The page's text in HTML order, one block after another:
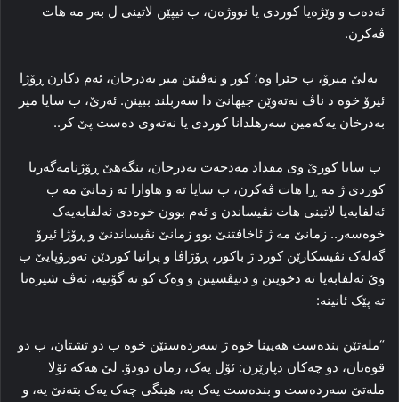
ئه‌ده‌ب و وێژه‌یا کوردی یا نووژه‌ن، ب تیپێن لاتینی ل به‌ر مه‌ هات
ڤه‌کرن.
به‌لێ میرۆ، ب خێرا وه‌؛ کور و نه‌ڤیێن میر به‌درخان، ئه‌م دکارن ڕۆژا
ئیرۆ خوه‌ د ناڤ نه‌ته‌وێن جیهانێ دا سه‌ربلند ببینن. ئه‌رێ، ب سایا میر
به‌درخان یه‌که‌مین سه‌رهلدانا کوردی یا نه‌ته‌وی ده‌ست پێ کر..
ب سایا کورێ وی مقداد مه‌دحه‌ت به‌درخان، بنگه‌هێ ڕۆژنامه‌گه‌ریا
کوردی ژ مه‌ ڕا هات ڤه‌کرن، ب سایا ته‌ و هاوارا ته‌ زمانێ مه‌ ب
ئه‌لفابه‌یا لاتینی هات نڤیساندن و ئه‌م بوون خوه‌دی ئه‌لفابه‌یه‌ک
خوه‌سه‌ر.. زمانێ مه‌ ژ ئاخافتنێ بوو زمانێ نڤیساندنێ و ڕۆژا ئیرۆ
گه‌له‌ک نڤیسکارێن کورد ژ باکور، ڕۆژاڤا و پرانیا کوردێن ئه‌ورۆپایێ ب
وێ ئه‌لفابه‌یا ته‌ دخوینن و دنیڤسینن و وه‌ک کو ته‌ گۆتیه‌، ئه‌ڤ شیره‌تا
ته‌ پێک ئانینه‌:
“مله‌تێن بنده‌ست هه‌یینا خوه‌ ژ سه‌رده‌ستێن خوه‌ ب دو تشتان، ب دو
قوه‌تان، دو چه‌کان دپارێزن: ئۆل یه‌ک، زمان دودۆ. لێ هه‌که‌ ئۆلا
مله‌تێ سه‌رده‌ست و بنده‌ست یه‌ک به‌، هینگی چه‌ک یه‌ک بته‌نێ یه‌، و